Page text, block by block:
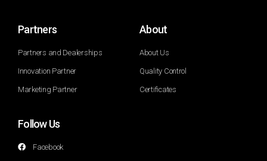
Partners
Partners and Dealerships
Innovation Partner
Marketing Partner
About
About Us
Quality Control
Certificates
Follow Us
Facebook